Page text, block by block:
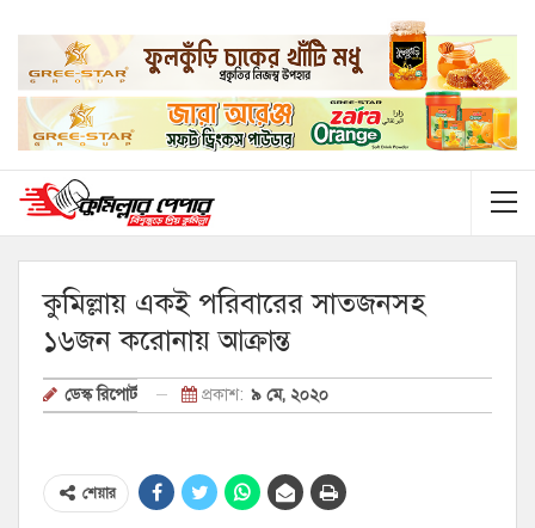
কুমিল্লায় একই পরিবারের সাতজনসহ
১৬জন করোনায় আক্রান্ত
ডেস্ক রিপোর্ট প্রকাশ: ৯ মে, ২০২০
শেয়ার